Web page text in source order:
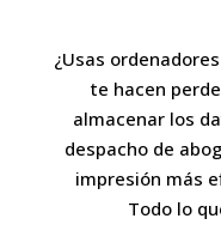
¿Usas
te hacen
almacenar los
despacho de
impresión más
Todo lo